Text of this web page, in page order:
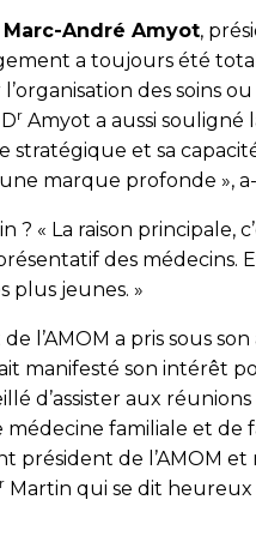
Marc-André Amyot,
a toujours été
des soins
r Amyot a aussi souligné
et sa
marque profonde »,
? « La raison principale,
des médecins.
plus jeunes. »
l’AMOM a pris sous
manifesté son intérêt
d’assister aux
familiale et de
président de l’AMOM et
r Martin qui se dit heureux